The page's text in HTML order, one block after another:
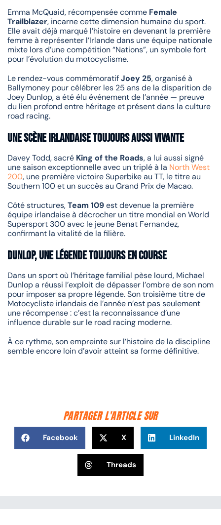
Emma McQuaid, récompensée comme Female
Trailblazer, incarne cette dimension humaine du sport.
Elle avait déjà marqué l’histoire en devenant la première
femme à représenter l’Irlande dans une équipe nationale
mixte lors d’une compétition “Nations”, un symbole fort
pour l’évolution du motocyclisme.
Le rendez-vous commémoratifJoey 25, organisé à
Ballymoney pour célébrer les 25 ans de la disparition de
Joey Dunlop, a été élu événement de l’année — preuve
du lien profond entre héritage et présent dans la culture
road racing.
Une scène irlandaise toujours aussi vivante
Davey Todd, sacré King of the Roads, a lui aussi signé
une saison exceptionnelle avec un triplé à la North West
200, une première victoire Superbike au TT, le titre au
Southern 100 et un succès au Grand Prix de Macao.
Côté structures,Team 109est devenue la première
équipe irlandaise à décrocher un titre mondial en World
Supersport 300 avec le jeune Benat Fernandez,
confirmant la vitalité de la filière.
Dunlop, une légende toujours en course
Dans un sport où l’héritage familial pèse lourd, Michael
Dunlop a réussi l’exploit de dépasser l’ombre de son nom
pour imposer sa propre légende. Son troisième titre de
Motocycliste irlandais de l’année n’est pas seulement
une récompense : c’est la reconnaissance d’une
influence durable sur le road racing moderne.
À ce rythme, son empreinte sur l’histoire de la discipline
semble encore loin d’avoir atteint sa forme définitive.
PARTAGER L'ARTICLE SUR
Facebook X LinkedIn
Threads